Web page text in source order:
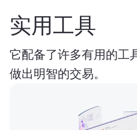
实用工具
它配备了许多有用的工
做出明智的交易。